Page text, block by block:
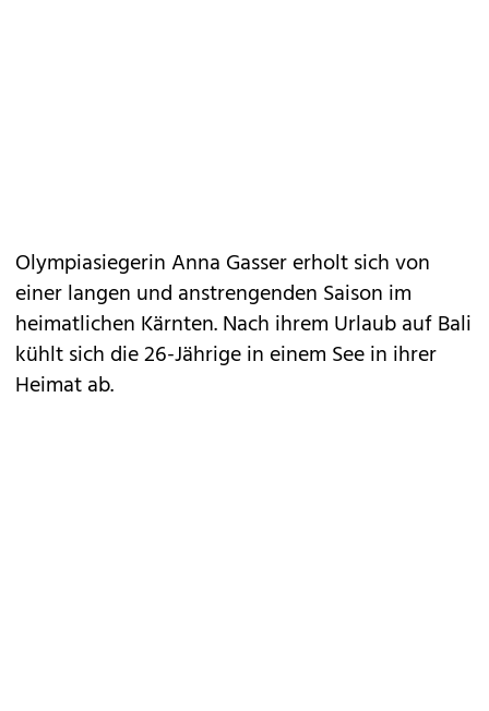
Olympiasiegerin Anna Gasser erholt sich von
einer langen und anstrengenden Saison im
heimatlichen Kärnten. Nach ihrem Urlaub auf Bali
kühlt sich die 26-Jährige in einem See in ihrer
Heimat ab.